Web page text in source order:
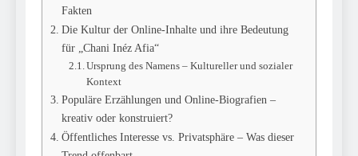
Fakten
Die Kultur der Online-Inhalte und ihre Bedeutung
für „Chani Inéz Afia“
Ursprung des Namens – Kultureller und sozialer
Kontext
Populäre Erzählungen und Online-Biografien –
kreativ oder konstruiert?
Öffentliches Interesse vs. Privatsphäre – Was dieser